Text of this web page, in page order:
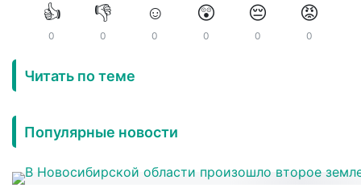
👍
0
👎
0
☺️
0
😲
0
😔
0
😡
0
Читать по теме
Популярные новости